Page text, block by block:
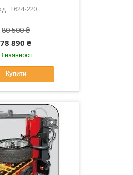
Т624-220
80 500 ₴
78 890 ₴
В наявності
Купити